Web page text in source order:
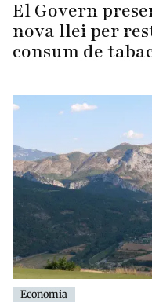
El Govern
nova llei per
consum de
Economia